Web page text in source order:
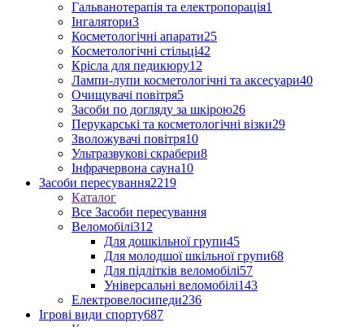
Гальванотерапія та електропорація1
Інгалятори3
Косметологічні апарати25
Косметологічні стільці42
Крісла для педикюру12
Лампи-лупи косметологічні та аксесуари40
Очищувачі повітря5
Засоби по догляду за шкірою26
Перукарські та косметологічні візки29
Зволожувачі повітря10
Ультразвукові скрабери8
Інфрачервона сауна10
Засоби пересування2219
Каталог
Все Засоби пересування
Веломобілі312
Для дошкільної групи45
Для молодшої шкільної групи68
Для підлітків веломобілі57
Універсальні веломобілі143
Електровелосипеди236
Ігрові види спорту687